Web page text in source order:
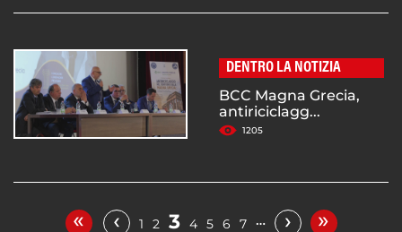
DENTRO LA NOTIZIA
BCC Magna Grecia,
antiriciclagg...
1205
« ‹ 1 2 3 4 5 6 7 … › »